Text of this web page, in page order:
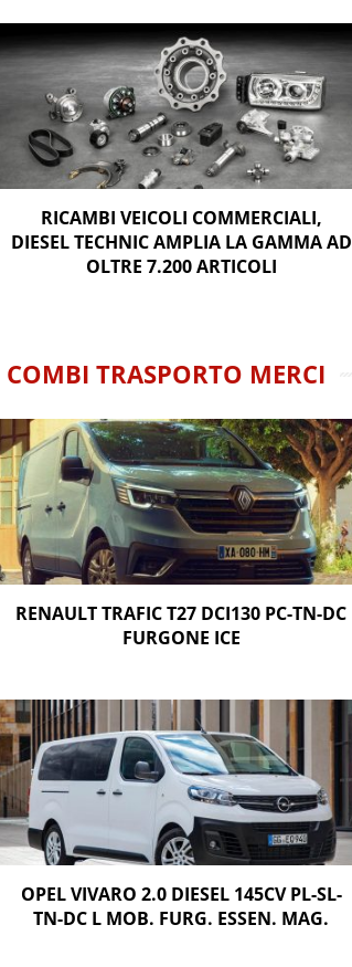
RICAMBI VEICOLI COMMERCIALI,
DIESEL TECHNIC AMPLIA LA GAMMA AD
OLTRE 7.200 ARTICOLI
COMBI TRASPORTO MERCI
RENAULT TRAFIC T27 DCI130 PC-TN-DC
FURGONE ICE
OPEL VIVARO 2.0 DIESEL 145CV PL-SL-
TN-DC L MOB. FURG. ESSEN. MAG.